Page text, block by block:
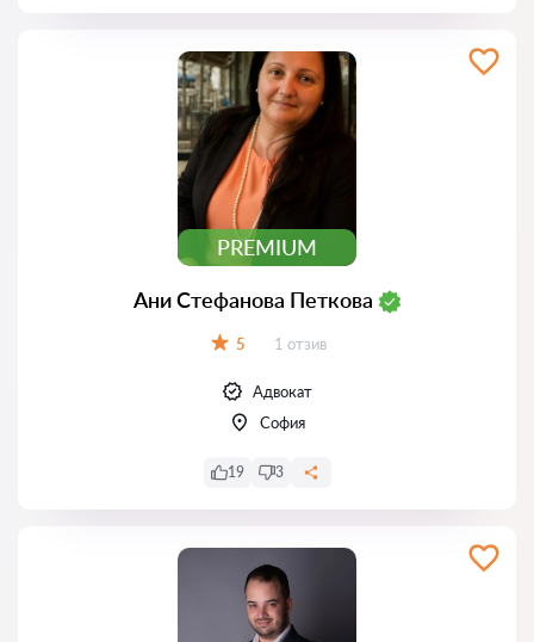
PREMIUM
Ани Стефанова Петкова
5 Отзиви:
1 отзив
Адвокат
София
19 3